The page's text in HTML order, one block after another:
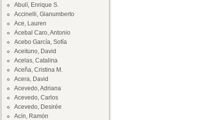
Abulí, Enrique S.
Accinelli, Gianumberto
Ace, Lauren
Acebal Caro, Antonio
Acebo García, Sofía
Aceituno, David
Acelas, Catalina
Aceña, Cristina M.
Acera, David
Acevedo, Adriana
Acevedo, Carlos
Acevedo, Desirée
Acín, Ramón